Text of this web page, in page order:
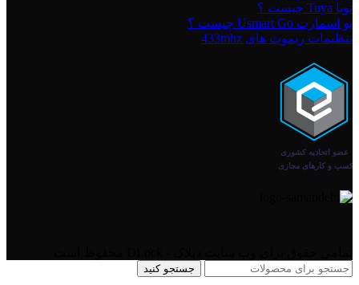
تویا Tuya چیست ؟
یو اسمارت Usmart Go چیست ؟
تنظیمات ریموت های 433mhz
جستجو کنید